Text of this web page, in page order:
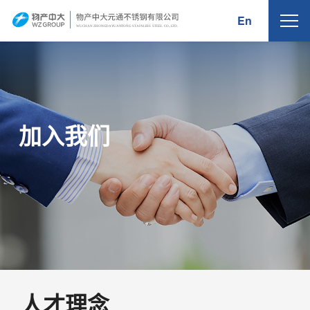
WUCHAN ZHONGDAYU ANTONGSTAINLESS STEEL CO., LTD. En
加入我们